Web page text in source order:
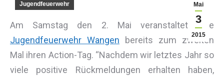
Mai
3
2015
Jugendfeuerwehr
Am Samstag den 2. Mai veranstaltete die
Jugendfeuerwehr Wangen bereits zum zweiten
Mal ihren Action-Tag. “Nachdem wir letztes Jahr so
viele positive Rückmeldungen erhalten haben,